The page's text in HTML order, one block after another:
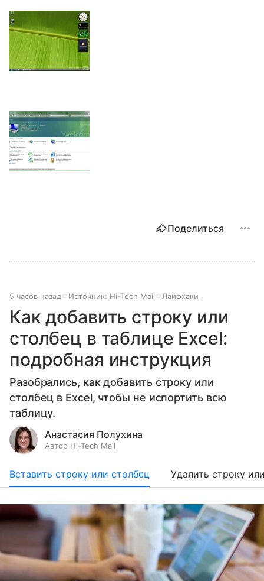
Поделиться
5 часов назад Источник: Hi-Tech Mail Лайфхаки
Как добавить строку или
столбец в таблице Excel:
подробная инструкция
Разобрались, как добавить строку или
столбец в Excel, чтобы не испортить всю
таблицу.
Анастасия Полухина
Автор Hi-Tech Mail
Вставить строку или столбец Удалить строку